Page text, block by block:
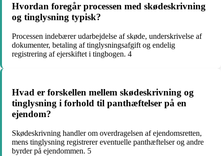
Hvordan foregår processen med skødeskrivning
og tinglysning typisk?
Processen indebærer udarbejdelse af skøde, underskrivelse af
dokumenter, betaling af tinglysningsafgift og endelig
registrering af ejerskiftet i tingbogen. 4
Hvad er forskellen mellem skødeskrivning og
tinglysning i forhold til panthæftelser på en
ejendom?
Skødeskrivning handler om overdragelsen af ejendomsretten,
mens tinglysning registrerer eventuelle panthæftelser og andre
byrder på ejendommen. 5